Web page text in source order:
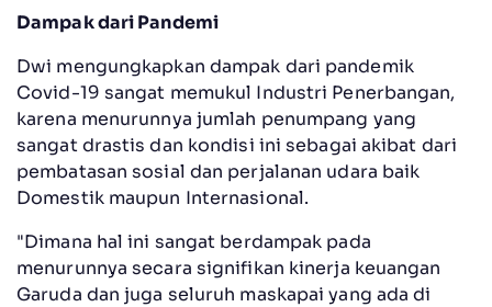
Dampak dari Pandemi
Dwi mengungkapkan dampak dari pandemik
Covid-19 sangat memukul Industri Penerbangan,
karena menurunnya jumlah penumpang yang
sangat drastis dan kondisi ini sebagai akibat dari
pembatasan sosial dan perjalanan udara baik
Domestik maupun Internasional.
"Dimana hal ini sangat berdampak pada
menurunnya secara signifikan kinerja keuangan
Garuda dan juga seluruh maskapai yang ada di